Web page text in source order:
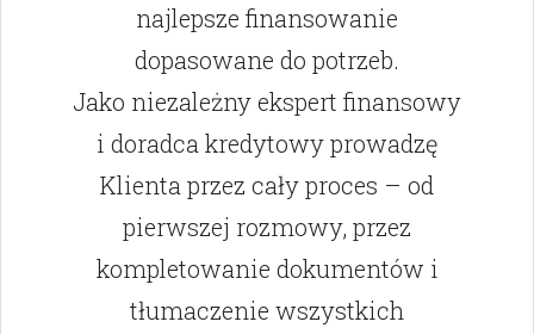
najlepsze finansowanie
dopasowane do potrzeb.
Jako niezależny ekspert finansowy
i doradca kredytowy prowadzę
Klienta przez cały proces – od
pierwszej rozmowy, przez
kompletowanie dokumentów i
tłumaczenie wszystkich